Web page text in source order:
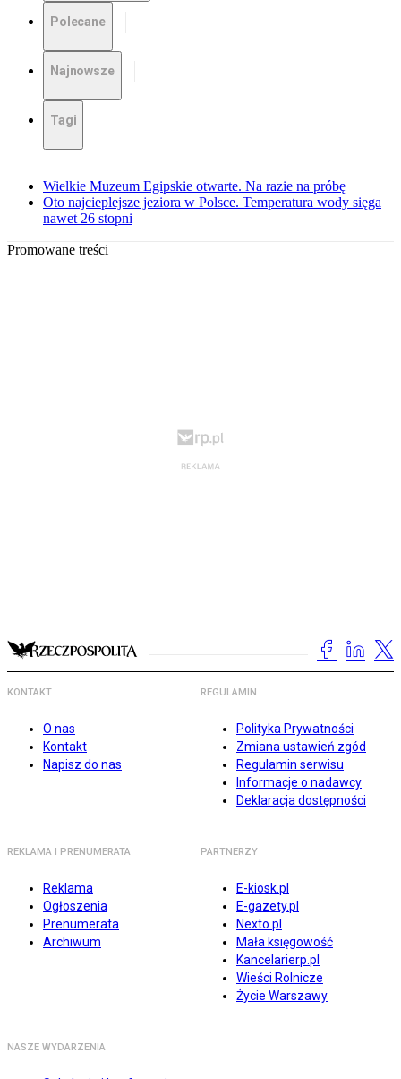
Polecane
Najnowsze
Tagi
Wielkie Muzeum Egipskie otwarte. Na razie na próbę
Oto najcieplejsze jeziora w Polsce. Temperatura wody sięga
nawet 26 stopni
Promowane treści
KONTAKT
O nas
Kontakt
Napisz do nas
REGULAMIN
Polityka Prywatności
Zmiana ustawień zgód
Regulamin serwisu
Informacje o nadawcy
Deklaracja dostępności
REKLAMA I PRENUMERATA
Reklama
Ogłoszenia
Prenumerata
Archiwum
PARTNERZY
E-kiosk.pl
E-gazety.pl
Nexto.pl
Mała księgowość
Kancelarierp.pl
Wieści Rolnicze
Życie Warszawy
NASZE WYDARZENIA